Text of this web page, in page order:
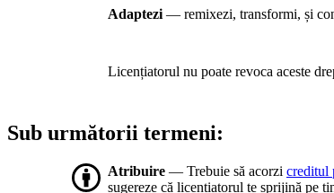
Adaptezi — remixezi, transformi, și
Licențiatorul nu poate revoca aceste
Sub următorii termeni:
Atribuire — Trebuie să acorzi creditul
sugereze că licențiatorul te sprijină pe